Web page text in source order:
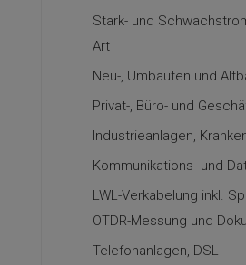
Stark- und
Art
Neu-, Umbauten und
Privat-, Büro- und
Industrieanlagen,
Kommunikations- und
LWL-Verkabelung inkl.
OTDR-Messung und
Telefonanlagen, DSL